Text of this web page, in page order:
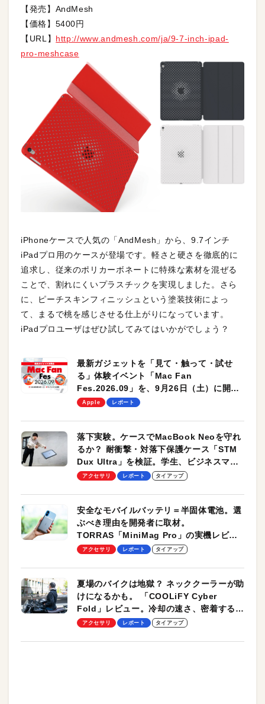
【発売】AndMesh
【価格】5400円
【URL】 http://www.andmesh.com/ja/9-7-inch-ipad-
pro-meshcase
iPhoneケースで人気の「AndMesh」から、9.7インチ
iPadプロ用のケースが登場です。軽さと硬さを徹底的に
追求し、従来のポリカーボネートに特殊な素材を混ぜる
ことで、割れにくいプラスチックを実現しました。さら
に、ピーチスキンフィニッシュという塗装技術によっ
て、まるで桃を感じさせる仕上がりになっています。
iPadプロユーザはぜひ試してみてはいかがでしょう？
最新ガジェットを「見て・触って・試せ
る」体験イベント「Mac Fan
Fes.2026.09」を、9月26日（土）に開催
します！
Apple レポート
落下実験。ケースでMacBook Neoを守れ
るか？ 耐衝撃・対落下保護ケース「STM
Dux Ultra」を検証。学生、ビジネスマン
のモバイルユースに最適！
アクセサリ レポート タイアップ
安全なモバイルバッテリ＝半固体電池。選
ぶべき理由を開発者に取材。
TORRAS「MiniMag Pro」の実機レビュ
ーも
アクセサリ レポート タイアップ
夏場のバイクは地獄？ ネッククーラーが助
けになるかも。 「COOLiFY Cyber
Fold」レビュー。冷却の速さ、密着する冷
却プレート、シンプルな操作性がグッド！
アクセサリ レポート タイアップ